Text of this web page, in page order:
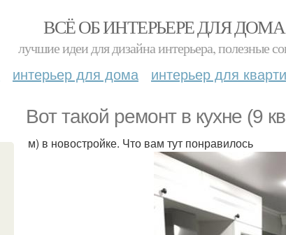
ВСЁ ОБ ИНТЕРЬЕРЕ ДЛЯ
лучшие идеи для дизайна интерьера, полезные
интерьер для дома интерьер для
Вот такой ремонт в кухне (9
м) в новостройке. Что вам тут понравилось